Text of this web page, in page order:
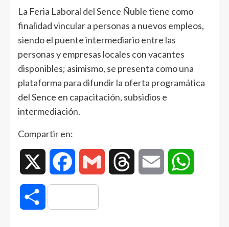
La Feria Laboral del Sence Ñuble tiene como
finalidad vincular a personas a nuevos empleos,
siendo el puente intermediario entre las
personas y empresas locales con vacantes
disponibles; asimismo, se presenta como una
plataforma para difundir la oferta programática
del Sence en capacitación, subsidios e
intermediación.
Compartir en:
Facebook Gmail Threads Email
Compartir